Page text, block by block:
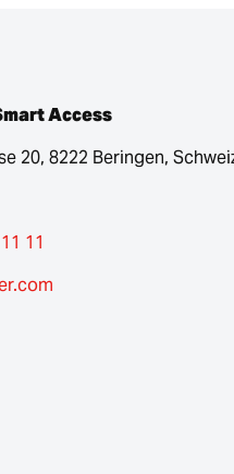
Access
20, 8222 Beringen,
11